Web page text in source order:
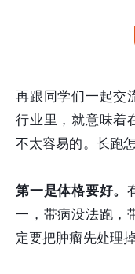
再跟同学们一起交
行业里，就意味着
不太容易的。长跑
第一是体格要好。
一，带病没法跑，
定要把肿瘤先处理掉